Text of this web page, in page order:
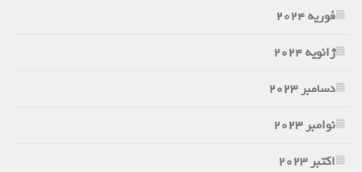
فوریه 2024
ژانویه 2024
دسامبر 2023
نوامبر 2023
اکتبر 2023